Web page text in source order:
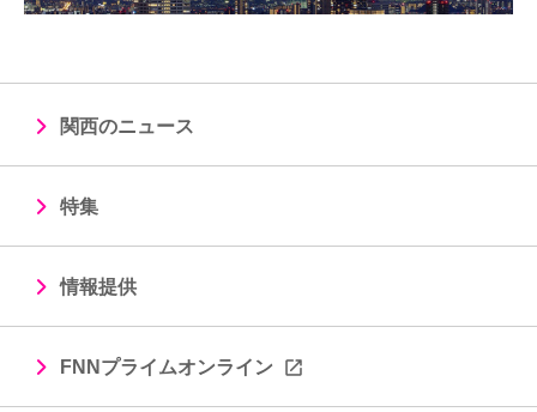
関西のニュース
特集
情報提供
FNNプライムオンライン